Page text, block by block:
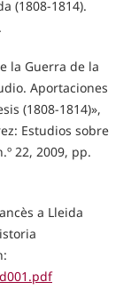
(1808-1814).
la Guerra de la
Aportaciones
(1808-1814)»,
Estudios sobre
22, 2009, pp.
a Lleida